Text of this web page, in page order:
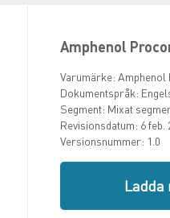
Amphenol
Varumärke: Amphenol
Dokumentspråk:
Segment: Mixat
Revisionsdatum: 6 feb.
Versionsnummer: 1.0
Ladda